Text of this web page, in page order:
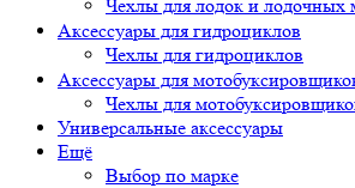
Чехлы для лодок и лодочных
Аксессуары для гидроциклов
Чехлы для гидроциклов
Аксессуары для
Чехлы для
Универсальные аксессуары
Ещё
Выбор по марке